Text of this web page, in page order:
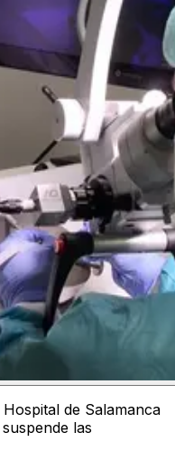
de Salamanca
las